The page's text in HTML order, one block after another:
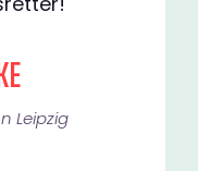
Leipzig​